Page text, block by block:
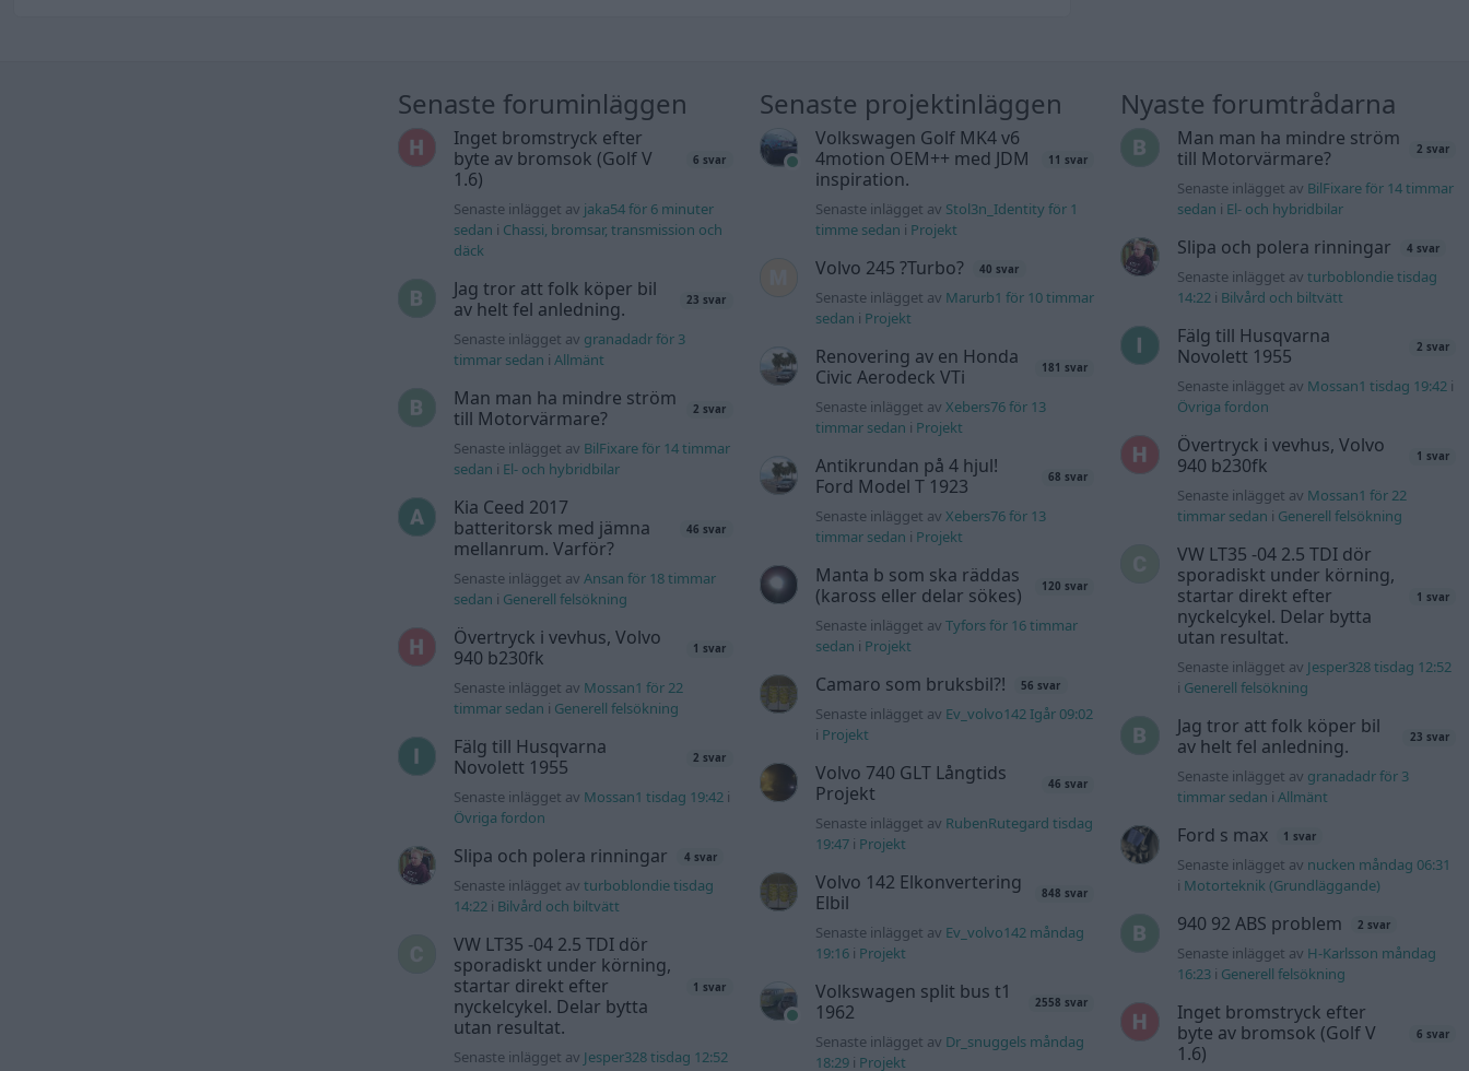
Senaste foruminläggen
Inget bromstryck efter
byte av bromsok (Golf V
1.6)
6 svar
Senaste inlägget av jaka54 för 6 minuter
sedan i Chassi, bromsar, transmission och
däck
Jag tror att folk köper bil
av helt fel anledning.
23 svar
Senaste inlägget av granadadr för 3
timmar sedan iAllmänt
Man man ha mindre ström
till Motorvärmare?
2 svar
Senaste inlägget av BilFixare för 14 timmar
sedan i El- och hybridbilar
Kia Ceed 2017
batteritorsk med jämna
mellanrum. Varför?
46 svar
Senaste inlägget avAnsan för 18 timmar
sedan i Generell felsökning
Övertryck i vevhus, Volvo
940 b230fk
1 svar
Senaste inlägget av Mossan1 för 22
timmar sedan i Generell felsökning
Fälg till Husqvarna
Novolett 1955
2 svar
Senaste inlägget av Mossan1 tisdag 19:42 i
Övriga fordon
Slipa och polera rinningar 4 svar
Senaste inlägget avturboblondie tisdag
14:22 i Bilvård och biltvätt
VW LT35 -04 2.5 TDI dör
sporadiskt under körning,
startar direkt efter
nyckelcykel. Delar bytta
utan resultat.
1 svar
Senaste inlägget av Jesper328 tisdag 12:52
Senaste projektinläggen
Volkswagen Golf MK4 v6
4motion OEM++ med JDM
inspiration.
11 svar
Senaste inlägget av Stol3n_Identity för 1
timme sedan i Projekt
Volvo 245 ?Turbo? 40 svar
Senaste inlägget av Marurb1 för 10 timmar
sedan i Projekt
Renovering av en Honda
Civic Aerodeck VTi
181 svar
Senaste inlägget av Xebers76 för 13
timmar sedan i Projekt
Antikrundan på 4 hjul!
Ford Model T 1923
68 svar
Senaste inlägget av Xebers76 för 13
timmar sedan i Projekt
Manta b som ska räddas
(kaross eller delar sökes)
120 svar
Senaste inlägget av Tyfors för 16 timmar
sedan i Projekt
Camaro som bruksbil?! 56 svar
Senaste inlägget av Ev_volvo142 Igår 09:02
i Projekt
Volvo 740 GLT Långtids
Projekt
46 svar
Senaste inlägget av RubenRutegard tisdag
19:47i Projekt
Volvo 142 Elkonvertering
Elbil
848 svar
Senaste inlägget av Ev_volvo142 måndag
19:16i Projekt
Volkswagen split bus t1
1962
2558 svar
Senaste inlägget av Dr_snuggels måndag
18:29i Projekt
Nyaste forumtrådarna
Man man ha mindre ström
till Motorvärmare?
2 svar
Senaste inlägget av BilFixare för 14 timmar
sedan i El- och hybridbilar
Slipa och polera rinningar 4 svar
Senaste inlägget av turboblondie tisdag
14:22i Bilvård och biltvätt
Fälg till Husqvarna
Novolett 1955
2 svar
Senaste inlägget av Mossan1 tisdag 19:42i
Övriga fordon
Övertryck i vevhus, Volvo
940 b230fk
1 svar
Senaste inlägget av Mossan1 för 22
timmar sedan i Generell felsökning
VW LT35 -04 2.5 TDI dör
sporadiskt under körning,
startar direkt efter
nyckelcykel. Delar bytta
utan resultat.
1 svar
Senaste inlägget av Jesper328 tisdag 12:52
i Generell felsökning
Jag tror att folk köper bil
av helt fel anledning.
23 svar
Senaste inlägget av granadadr för 3
timmar sedan i Allmänt
Ford s max 1 svar
Senaste inlägget av nucken måndag 06:31
i Motorteknik (Grundläggande)
940 92 ABS problem 2 svar
Senaste inlägget av H-Karlsson måndag
16:23i Generell felsökning
Inget bromstryck efter
byte av bromsok (Golf V
1.6)
6 svar